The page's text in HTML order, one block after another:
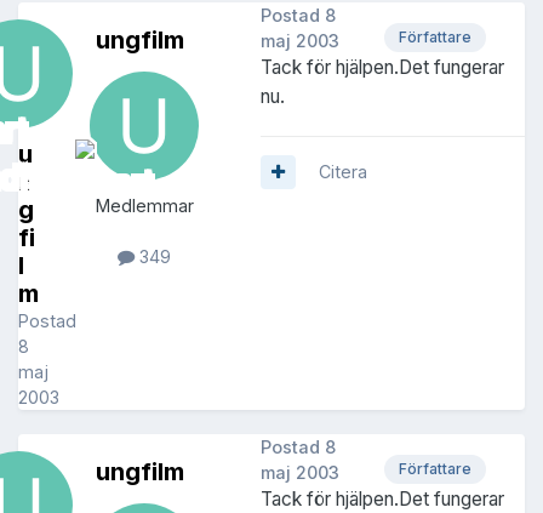
u
n
g
fi
l
m
Postad
8
maj
2003
ungfilm
Medlemmar
349
Författare
Postad 8
maj 2003
Tack för hjälpen.Det fungerar
nu.
Citera
ungfilm Författare
Postad 8
maj 2003
Tack för hjälpen.Det fungerar